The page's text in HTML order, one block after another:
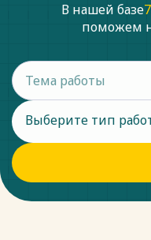
В нашей базе
поможем
Выберите тип